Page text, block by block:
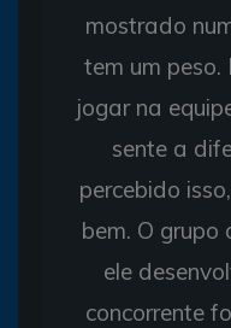
mostrado
tem um peso.
jogar na
sente a
percebido
bem. O
ele
concorrente